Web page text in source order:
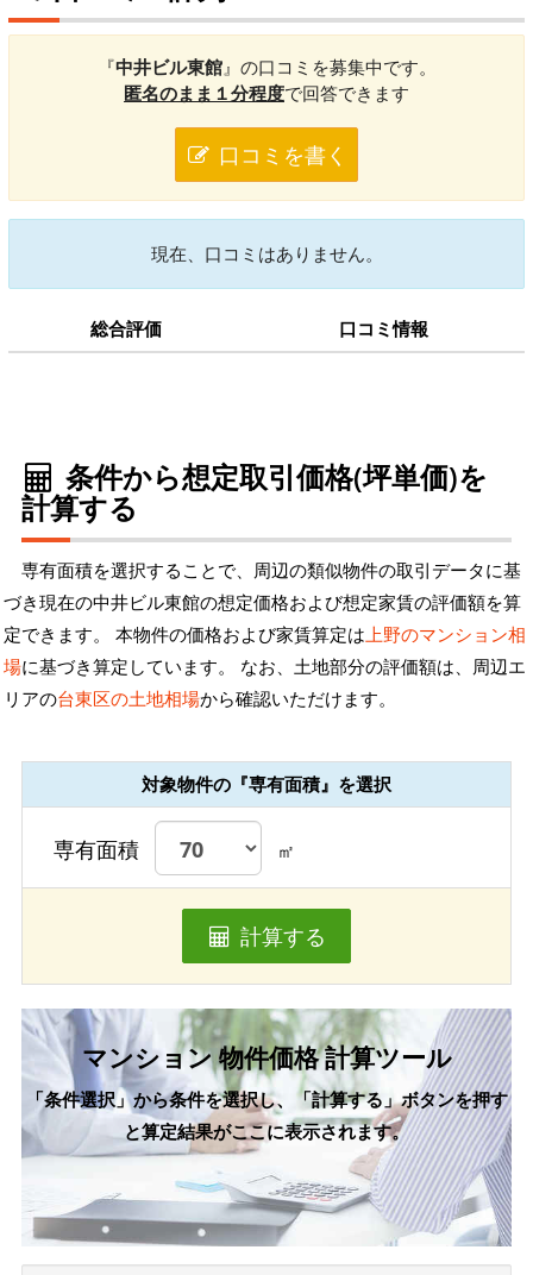
『中井ビル東館』の口コミを募集中です。
匿名のまま１分程度で回答できます
口コミを書く
現在、口コミはありません。
総合評価 口コミ情報
条件から想定取引価格(坪単価)を
計算する
専有面積を選択することで、周辺の類似物件の取引データに基
づき現在の中井ビル東館の想定価格および想定家賃の評価額を算
定できます。 本物件の価格および家賃算定は上野のマンション相
場に基づき算定しています。 なお、土地部分の評価額は、周辺エ
リアの台東区の土地相場から確認いただけます。
対象物件の『専有面積』を選択
専有面積 ㎡
計算する
マンション 物件価格 計算ツール
「条件選択」から条件を選択し、「計算する」ボタンを押す
と算定結果がここに表示されます。